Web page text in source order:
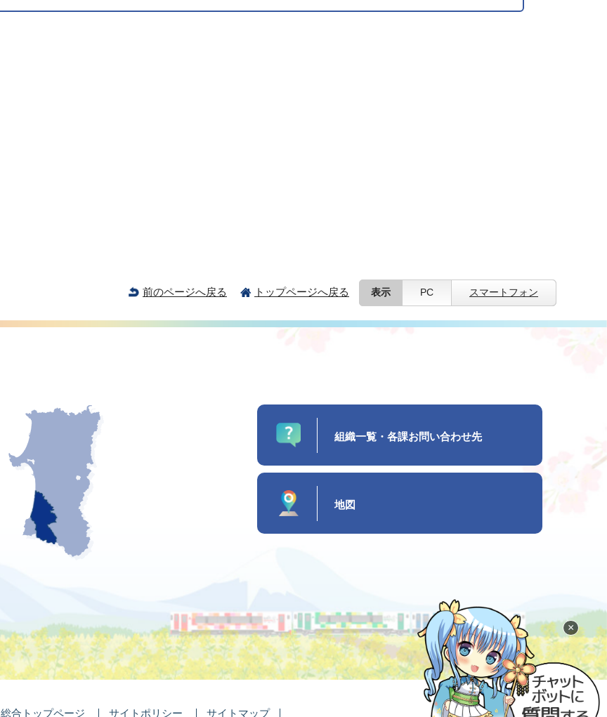
前のページへ戻る トップページへ戻る 表示 PC スマートフォン
×
組織一覧・各課お問い合わせ先
地図
総合トップページ サイトポリシー サイトマップ